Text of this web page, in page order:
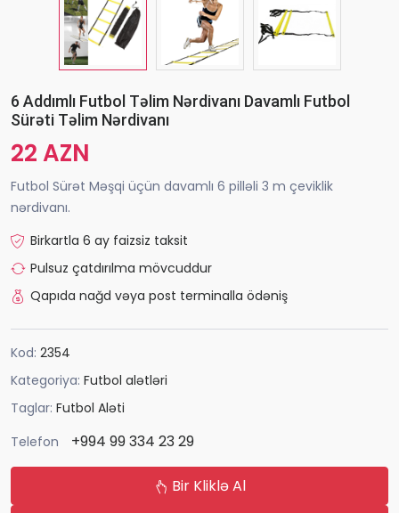
6 Addımlı Futbol Təlim Nərdivanı Davamlı Futbol
Sürəti Təlim Nərdivanı
22 AZN
Futbol Sürət Məşqi üçün davamlı 6 pilləli 3 m çeviklik
nərdivanı.
Birkartla 6 ay faizsiz taksit
Pulsuz çatdırılma mövcuddur
Qapıda nağd vəya post terminalla ödəniş
Kod: 2354
Kategoriya: Futbol alətləri
Taglar: Futbol Aləti
Telefon
+994 99 334 23 29
Bir Kliklə Al